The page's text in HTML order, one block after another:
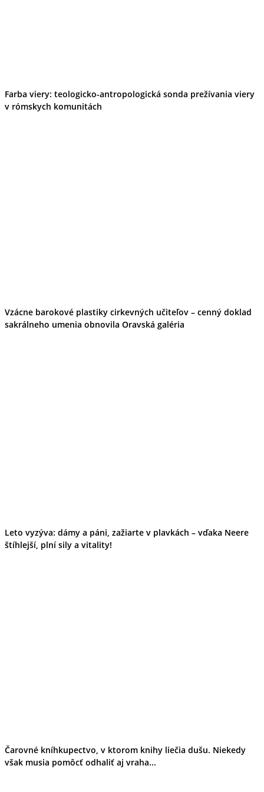
Folklór
Ubytovanie
Farba viery: teologicko-antropologická sonda prežívania viery
v rómskych komunitách
Vzácne barokové plastiky cirkevných učiteľov – cenný doklad
sakrálneho umenia obnovila Oravská galéria
Leto vyzýva: dámy a páni, zažiarte v plavkách – vďaka Neere
štíhlejší, plní sily a vitality!
Čarovné kníhkupectvo, v ktorom knihy liečia dušu. Niekedy
však musia pomôcť odhaliť aj vraha...